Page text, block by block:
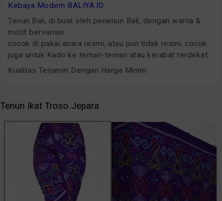
Kebaya Modern BALIYA.ID
Tenun Bali, di buat oleh penenun Bali, dengan warna &
motif bervariasi
cocok di pakai acara resmi, atau pun tidak resmi, cocok
juga untuk Kado ke teman-teman atau kerabat terdekat.
Kualitas Terjamin Dengan Harga Minim.
Tenun Ikat Troso Jepara